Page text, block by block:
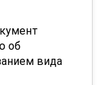
об
вида